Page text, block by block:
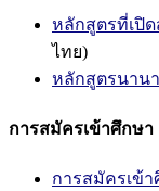
หลักสูตรที่เปิ
ไทย)
หลักสูตรนาน
การสมัครเข้าศึกษา
การสมัครเข้